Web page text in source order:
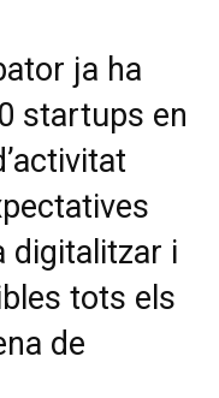
ja ha
startups en
digitalitzar i
tots els
de